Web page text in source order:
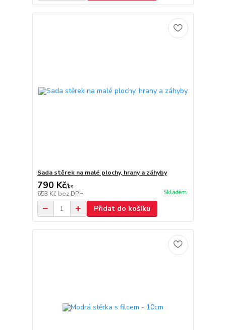
Sada stěrek na malé plochy, hrany a záhyby
790 Kč/ks
653 Kč bez DPH Skladem
Přidat do košíku